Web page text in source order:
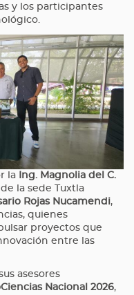
y los participantes
la
Ing. Magnolia del C.
la sede Tuxtla
Rojas Nucamendi,
quienes
proyectos que
entre las
asesores
Nacional 2026,